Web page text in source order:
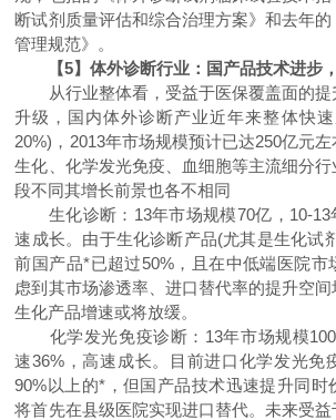
断试剂质量评估和综合治理方案》和去年
管理规范》。
【5】体外诊断行业：国产品技术进步
从行业整体看，受益于医保覆盖面的提
升级，国内体外诊断产业近年来整体快
20%)，2013年市场规模预计已达250亿元左
生化、化学发光免疫、血细胞等主流细分
段不同其增长前景也各不相同
生化诊断：13年市场规模70亿，10-13
速成长。由于生化诊断产品(尤其是生化试
前国产品*已超过50%，且在中低端医院市
虑到其市场渗透率、进口替代率的提升空
生化产品增速或将放缓。
化学发光免疫诊断：13年市场规模100
速36%，高速成长。目前进口化学发光免
90%以上的*，但国产品技术迅速提升同时
将首先在县级医院实现进口替代。未来受